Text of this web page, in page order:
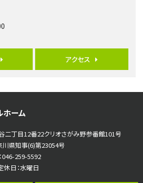
な南西・北西角地区画。 …
4ＬＤＫ
さがみ野駅
古淵駅
バ12分 歩4分
ビングと水まわりをまとめ…
アクセス
ホーム
二丁目12番22クリオさがみ野参番館101号
川県知事(6)第23054号
046-259-5592
日：水曜日